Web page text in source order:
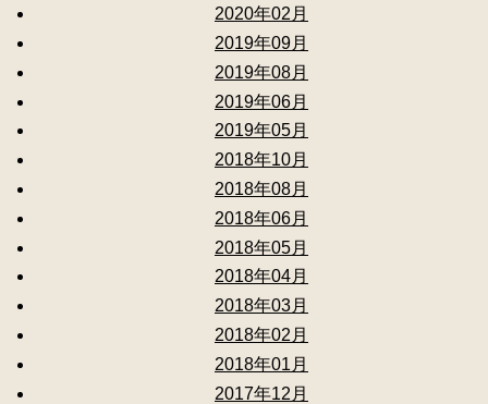
2020年02月
2019年09月
2019年08月
2019年06月
2019年05月
2018年10月
2018年08月
2018年06月
2018年05月
2018年04月
2018年03月
2018年02月
2018年01月
2017年12月